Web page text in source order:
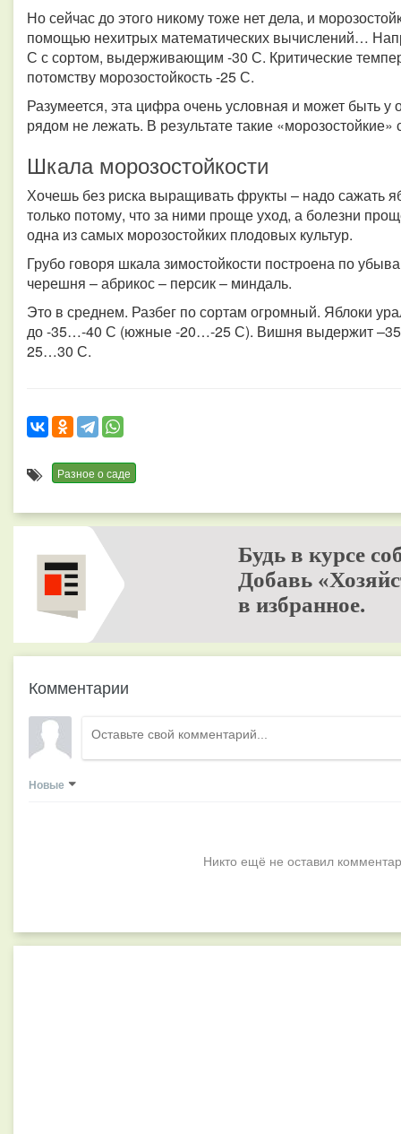
Но сейчас до этого никому тоже нет дела, и
помощью нехитрых математических вычислений…
С с сортом, выдерживающим -30 С. Критические
потомству морозостойкость -25 С.
Разумеется, эта цифра очень условная и может быть у
рядом не лежать. В результате такие
Шкала морозостойкости
Хочешь без риска выращивать фрукты – надо сажать
только потому, что за ними проще уход, а болезни
одна из самых морозостойких плодовых культур.
Грубо говоря шкала зимостойкости построена по
черешня – абрикос – персик – миндаль.
Это в среднем. Разбег по сортам огромный. Яблоки
до -35…-40 С (южные -20…-25 С). Вишня выдержит
25…30 С.
Разное о саде
Будь в курсе
Добавь
в избранное.
Комментарии
Новые
Никто ещё не оставил